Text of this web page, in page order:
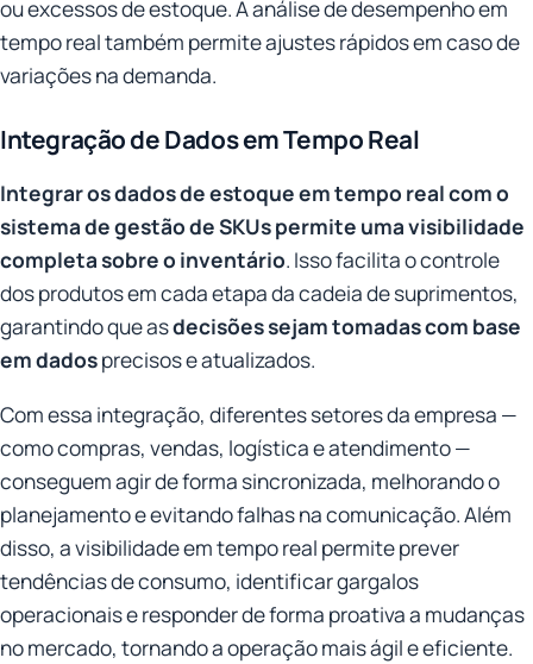
ou excessos de estoque. A análise de desempenho em
tempo real também permite ajustes rápidos em caso de
variações na demanda.
Integração de Dados em Tempo Real
Integrar os dados de estoque em tempo real com o
sistema de gestão de SKUs permite uma visibilidade
completa sobre o inventário. Isso facilita o controle
dos produtos em cada etapa da cadeia de suprimentos,
garantindo que asdecisões sejam tomadas com base
em dadosprecisos e atualizados.
Com essa integração, diferentes setores da empresa —
como compras, vendas, logística e atendimento —
conseguem agir de forma sincronizada, melhorando o
planejamento e evitando falhas na comunicação. Além
disso, a visibilidade em tempo real permite prever
tendências de consumo, identificar gargalos
operacionais e responder de forma proativa a mudanças
no mercado, tornando a operação mais ágil e eficiente.